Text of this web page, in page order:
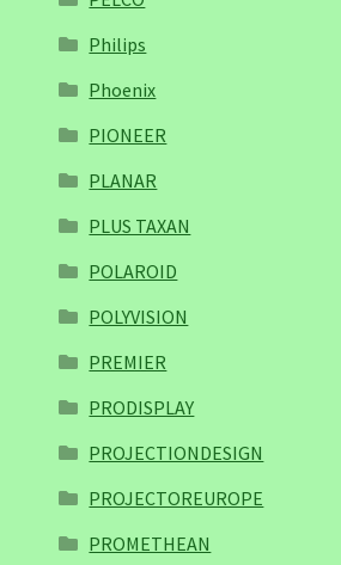
Philips
Phoenix
PIONEER
PLANAR
PLUS TAXAN
POLAROID
POLYVISION
PREMIER
PRODISPLAY
PROJECTIONDESIGN
PROJECTOREUROPE
PROMETHEAN